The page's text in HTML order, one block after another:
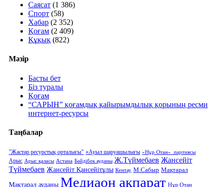
Саясат (1 386)
Спорт (58)
Хабар (2 352)
Қоғам (2 409)
Құқық (822)
Мәзір
Басты бет
Біз туралы
Қоғам
“САРЫН” қоғамдық қайырымдылық қорының ресми
интернет-ресурсы
Таңбалар
"Жастар ресурстық орталығы" «Ауыл шаруашылығы «Нұр Отан» партиясы
Арыс Арыс қаласы Астана Бәйдібек ауданы Ж.Түймебаев Жансейіт
Түймебаев Жансейіт Қансейітұлы Кентау М.Сабыр Мақтарал
Мақтарал ауданы Медиаон ақпарат Нұр Отан